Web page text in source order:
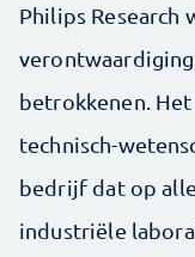
Philips Research
betrokkenen.
technisch-
bedrijf dat op
industriële